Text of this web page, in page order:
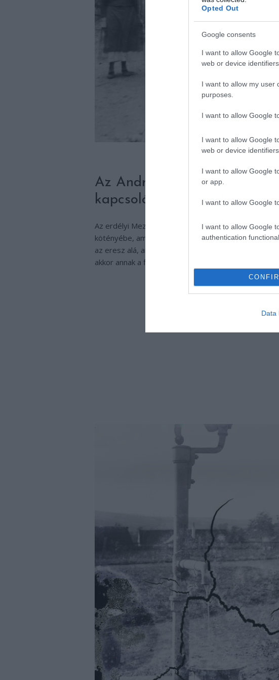
Opted Out
Google consents
I want to allow Google
web or device
I want to allow my user
purposes.
I want to allow Google
I want to allow Google
web or device
I want to allow Google
or app.
I want to allow Google
I want to allow Google
authentication
Data
Forrás: KORENCHY
Az András-napi szokások
kapcsolódik.
Az erdélyi Mezőpaniton a református lányoknak az
kötényébe, ami után megálmodta, hogy ki lesz a
az eresz alá, amit az éjféli misére vittek később
akkor annak a fia vagy rokona lesz a férjük a jóslás